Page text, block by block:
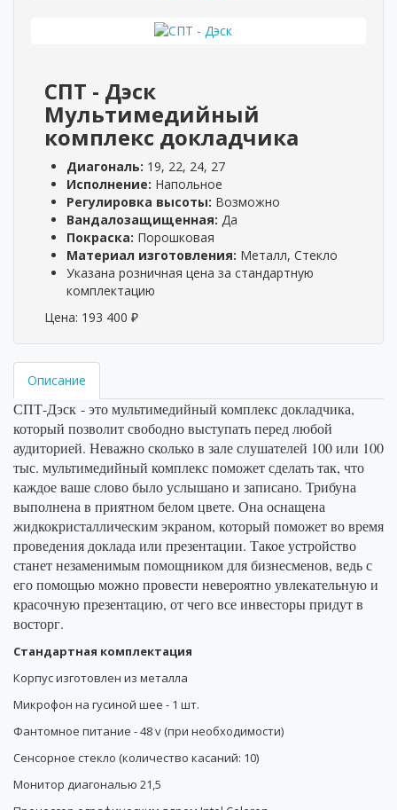
СПТ - Дэск
Мультимедийный
комплекс докладчика
Диагональ: 19, 22, 24, 27
Исполнение: Напольное
Регулировка высоты: Возможно
Вандалозащищенная: Да
Покраска: Порошковая
Материал изготовления: Металл, Стекло
Указана розничная цена за стандартную
комплектацию
Цена: 193 400 ₽
Описание
СПТ-Дэск -это мультимедийный комплекс докладчика,
который позволит свободно выступать перед любой
аудиторией. Неважно сколько в зале слушателей 100 или 100
тыс. мультимедийный комплекс поможет сделать так, что
каждое ваше слово было услышано и записано. Трибуна
выполнена в приятном белом цвете. Она оснащена
жидкокристаллическим экраном, который поможет во время
проведения доклада или презентации. Такое устройство
станет незаменимым помощником для бизнесменов, ведь с
его помощью можно провести невероятно увлекательную и
красочную презентацию, от чего все инвесторы придут в
восторг.
Стандартная комплектация
Корпус изготовлен из металла
Микрофон на гусиной шее - 1 шт.
Фантомное питание - 48 v (при необходимости)
Сенсорное стекло (количество касаний: 10)
Монитор диагональю 21,5